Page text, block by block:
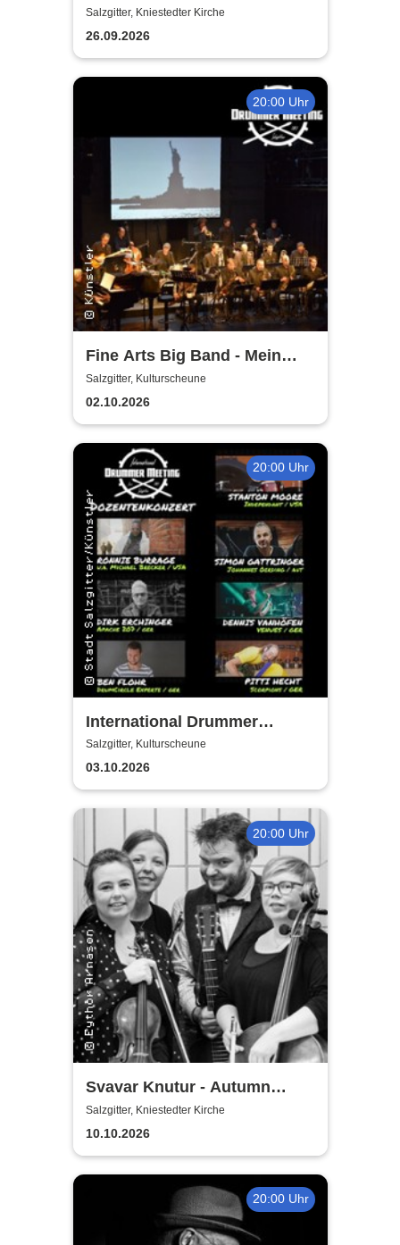
Salzgitter, Kniestedter Kirche
26.09.2026
20:00 Uhr
Fine Arts Big Band - Mein
amerikanischer Traum - True
Stories
Salzgitter, Kulturscheune
02.10.2026
20:00 Uhr
International Drummer
Meeting Konzert |
Kulturscheune
Salzgitter, Kulturscheune
03.10.2026
20:00 Uhr
Svavar Knutur - Autumn
String Trio Tour
Salzgitter, Kniestedter Kirche
10.10.2026
20:00 Uhr